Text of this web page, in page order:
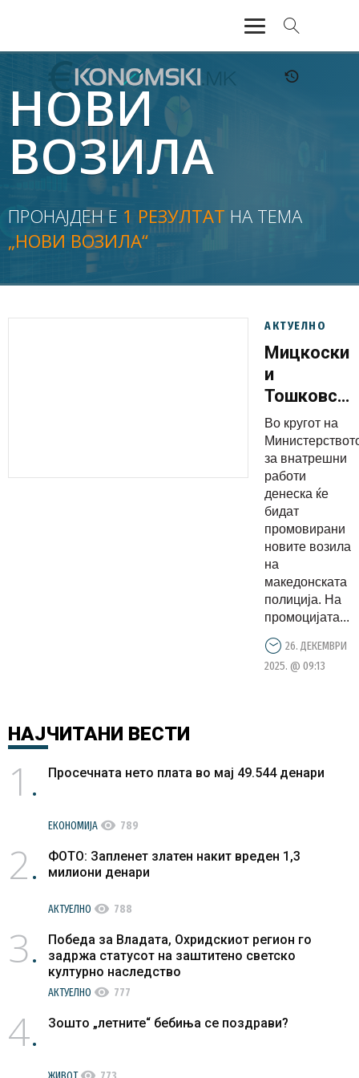
АКТУЕЛНО
ЕКОНОМИЈА
ФИНАНСИИ
БАНКАРСТВО
ЖИВОТ
МОЗАИК
НОВИ
ВОЗИЛА
ПРОНАЈДЕН Е 1 РЕЗУЛТАТ НА ТЕМА
„НОВИ ВОЗИЛА“
АКТУЕЛНО
Мицкоски
и
Тошковски
на
промоција
на нови
возила на
полиција
Во кругот на
за внатрешни
работи
денеска ќе
бидат
промовирани
новите возила
на
македонската
полиција. На
промоцијата...
26. ДЕКЕМВРИ
2025. @ 09:13
НАЈЧИТАНИ ВЕСТИ
1 Просечната нето плата во мај 49.544 денари
ЕКОНОМИЈА visibility 789
2
ФОТО: Запленет златен накит вреден 1,3
милиони денари
АКТУЕЛНО visibility 788
3
Победа за Владата, Охридскиот регион го
задржа статусот на заштитено светско
културно наследство
АКТУЕЛНО visibility 777
4 Зошто „летните“ бебиња се поздрави?